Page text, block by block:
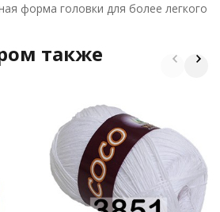
форма головки для более легкого
также